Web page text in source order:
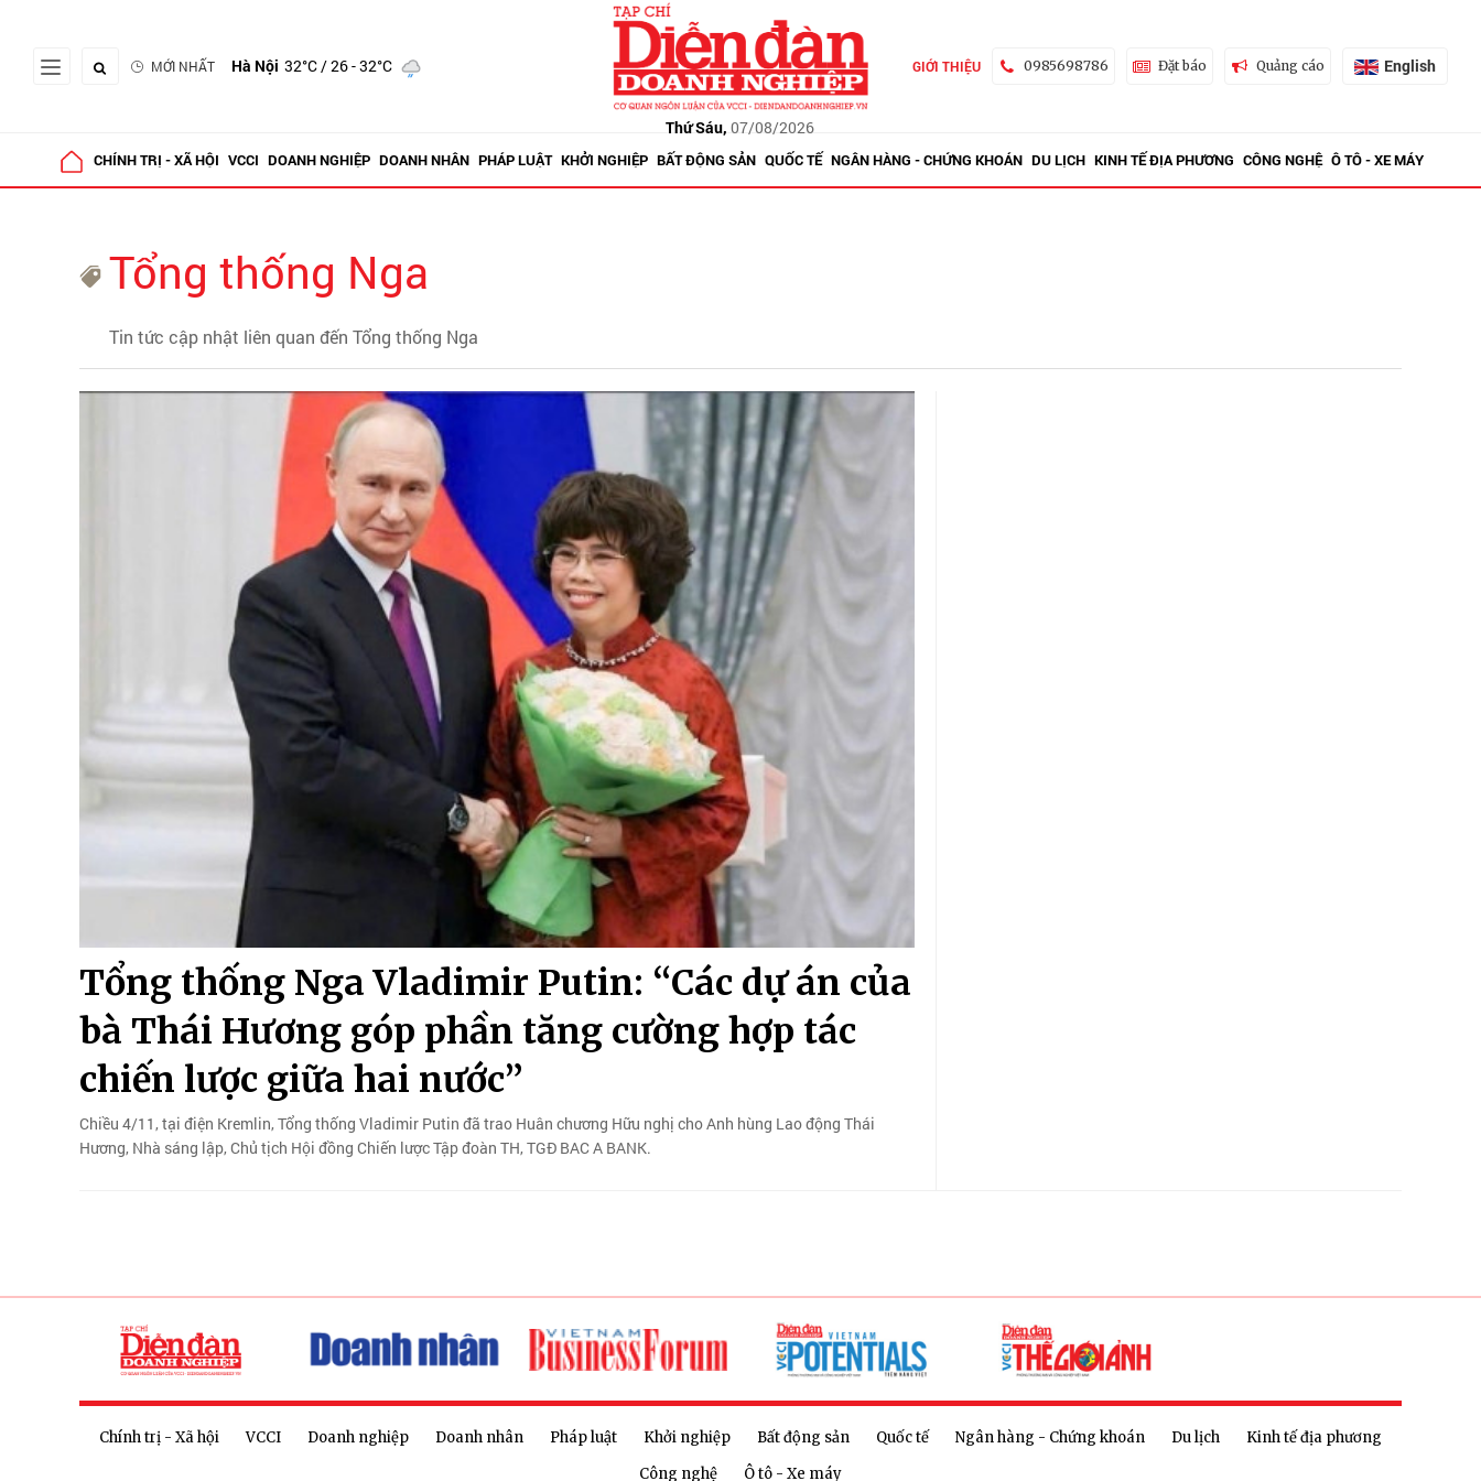
MỚI NHẤT Hà Nội 32°C/ 26 - 32°C
Thứ Sáu, 07/08/2026
GIỚI THIỆU 0985698786 Đặt báo Quảng cáo English
CHÍNH TRỊ - XÃ HỘI VCCI DOANH NGHIỆP DOANH NHÂN PHÁP LUẬT KHỞI NGHIỆP BẤT ĐỘNG SẢN QUỐC TẾ NGÂN HÀNG - CHỨNG KHOÁN DU LỊCH KINH TẾ ĐỊA PHƯƠNG CÔNG NGHỆ Ô TÔ - XE MÁY
Tổng thống Nga
Tin tức cập nhật liên quan đến Tổng thống Nga
Tổng thống Nga Vladimir Putin: “Các dự án của
bà Thái Hương góp phần tăng cường hợp tác
chiến lược giữa hai nước”
Chiều 4/11, tại điện Kremlin, Tổng thống Vladimir Putin đã trao Huân chương Hữu nghị cho Anh hùng Lao động Thái
Hương, Nhà sáng lập, Chủ tịch Hội đồng Chiến lược Tập đoàn TH, TGĐ BAC A BANK.
Chính trị - Xã hội VCCI Doanh nghiệp Doanh nhân Pháp luật Khởi nghiệp Bất động sản Quốc tế Ngân hàng - Chứng khoán Du lịch
Kinh tế địa phương
Công nghệ
Ô tô - Xe máy